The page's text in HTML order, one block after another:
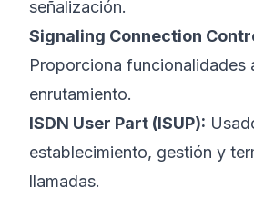
señalización.
Signaling Connection
Proporciona funcionalidades
enrutamiento.
ISDN User Part (ISUP):
establecimiento, gestión y
llamadas.